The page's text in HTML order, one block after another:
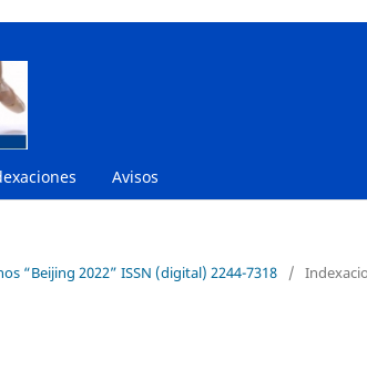
Avisos
“Beijing 2022” ISSN (digital) 2244-7318
/